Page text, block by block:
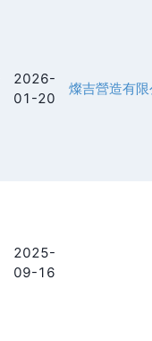
2026-
01-20
燦吉營造有
2025-
09-16